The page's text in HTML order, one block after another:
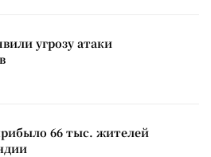
угрозу атаки
66 тыс. жителей